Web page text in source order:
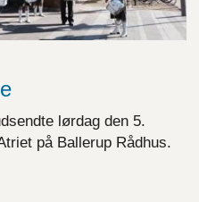
lørdag den 5.
på Ballerup Rådhus.